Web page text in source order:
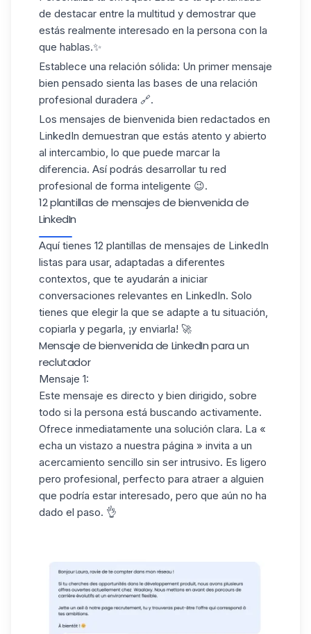
de destacar entre la multitud y demostrar que
estás realmente interesado en la persona con la
que hablas.✨
Establece una relación sólida: Un primer mensaje
bien pensado sienta las bases de una relación
profesional duradera 🔗.
Los mensajes de bienvenida bien redactados en
LinkedIn demuestran que estás atento y abierto
al intercambio, lo que puede marcar la
diferencia. Así podrás desarrollar tu red
profesional de forma inteligente 😉.
12 plantillas de mensajes de bienvenida de
LinkedIn
Aquí tienes 12 plantillas de mensajes de LinkedIn
listas para usar, adaptadas a diferentes
contextos, que te ayudarán a iniciar
conversaciones relevantes en LinkedIn. Solo
tienes que elegir la que se adapte a tu situación,
copiarla y pegarla, ¡y enviarla! 🚀
Mensaje de bienvenida de LinkedIn para un
reclutador
Mensaje 1:
Este mensaje es directo y bien dirigido, sobre
todo si la persona está buscando activamente.
Ofrece inmediatamente una solución clara. La «
echa un vistazo a nuestra página » invita a un
acercamiento sencillo sin ser intrusivo. Es ligero
pero profesional, perfecto para atraer a alguien
que podría estar interesado, pero que aún no ha
dado el paso. 👌